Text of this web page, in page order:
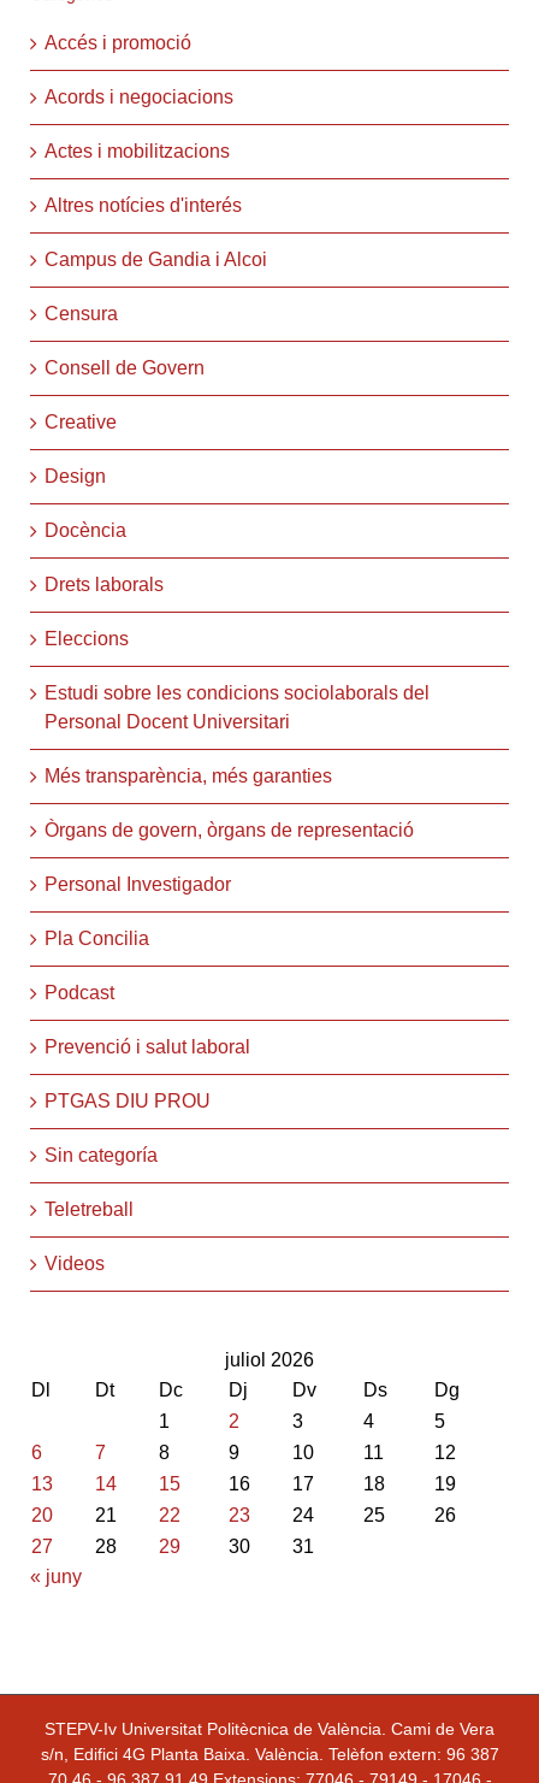
Accés i promoció
Acords i negociacions
Actes i mobilitzacions
Altres notícies d'interés
Campus de Gandia i Alcoi
Censura
Consell de Govern
Creative
Design
Docència
Drets laborals
Eleccions
Estudi sobre les condicions sociolaborals del
Personal Docent Universitari
Més transparència, més garanties
Òrgans de govern, òrgans de representació
Personal Investigador
Pla Concilia
Podcast
Prevenció i salut laboral
PTGAS DIU PROU
Sin categoría
Teletreball
Videos
juliol 2026
Dl
Dt Dc Dj Dv Ds
Dg
1
2 3 4
5
6
7 8 9 10 11
12
13
14 15 16 17 18
19
20
21 22 23 24 25
26
27
28 29 30
31
« juny
STEPV-Iv Universitat Politècnica de València. Cami de Vera
s/n, Edifici 4G Planta Baixa. València. Telèfon extern: 96 387